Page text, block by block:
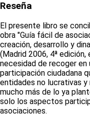
Reseña
El presente libro se
obra "Guía fácil de
creación, desarrollo y
(Madrid 2006, 4ª edición,
necesidad de recoger
participación ciudadana
entidades no lucrativas
mucho más de lo ya
solo los aspectos
asociaciones.